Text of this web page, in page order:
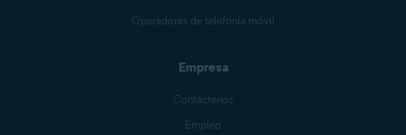
Operadores de telefonía móvil
Empresa
Contáctenos
Empleo